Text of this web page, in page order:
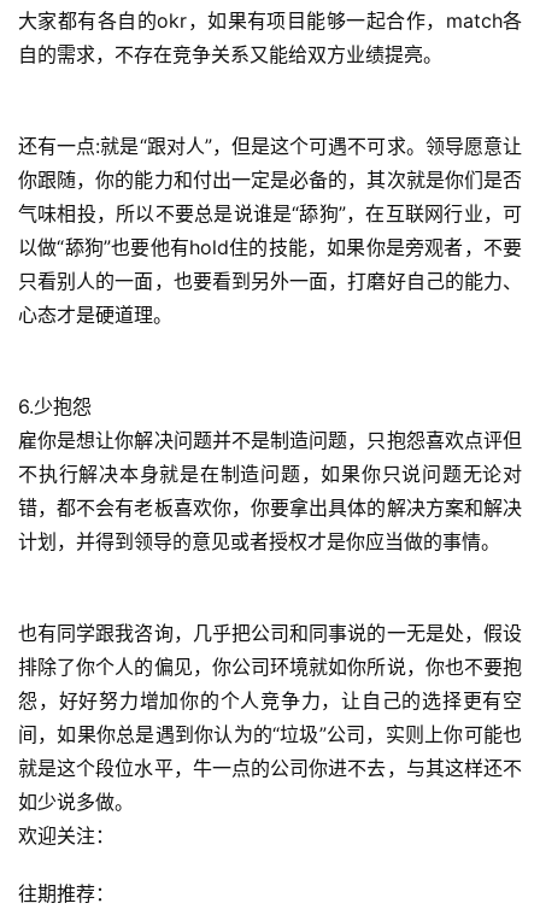
经
软
件
应
用
项
目
A
I
词
源
代
码
常
链
大家都有各自的okr，如果有项目能够一起合作，match各
自的需求，不存在竞争关系又能给双方业绩提亮。
还有一点:就是“跟对人”，但是这个可遇不可求。领导愿意让
你跟随，你的能力和付出一定是必备的，其次就是你们是否
气味相投，所以不要总是说谁是“舔狗”，在互联网行业，可
以做“舔狗”也要他有hold住的技能，如果你是旁观者，不要
只看别人的一面，也要看到另外一面，打磨好自己的能力、
心态才是硬道理。
6.少抱怨
雇你是想让你解决问题并不是制造问题，只抱怨喜欢点评但
不执行解决本身就是在制造问题，如果你只说问题无论对
错，都不会有老板喜欢你，你要拿出具体的解决方案和解决
计划，并得到领导的意见或者授权才是你应当做的事情。
也有同学跟我咨询，几乎把公司和同事说的一无是处，假设
排除了你个人的偏见，你公司环境就如你所说，你也不要抱
怨，好好努力增加你的个人竞争力，让自己的选择更有空
间，如果你总是遇到你认为的“垃圾”公司，实则上你可能也
就是这个段位水平，牛一点的公司你进不去，与其这样还不
如少说多做。
欢迎关注：
往期推荐：